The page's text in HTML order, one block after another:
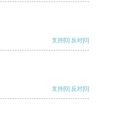
支持[0] 反对[0]
支持[0] 反对[0]